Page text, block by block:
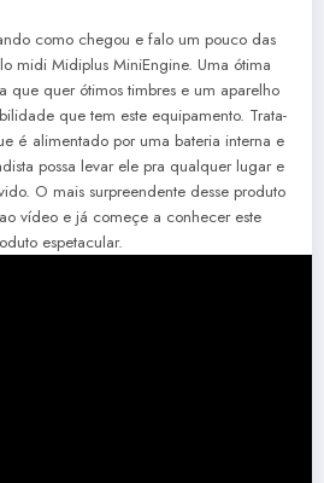
como chegou e falo um pouco das
midi Midiplus MiniEngine. Uma ótima
que quer ótimos timbres e um aparelho
que tem este equipamento. Trata-
é alimentado por uma bateria interna e
possa levar ele pra qualquer lugar e
O mais surpreendente desse produto
vídeo e já começe a conhecer este
espetacular.